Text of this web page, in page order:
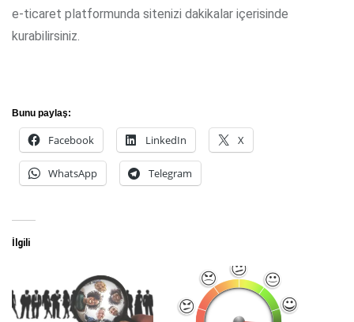
e-ticaret platformunda sitenizi dakikalar içerisinde
kurabilirsiniz.
Bunu paylaş:
Facebook LinkedIn X
WhatsApp Telegram
İlgili